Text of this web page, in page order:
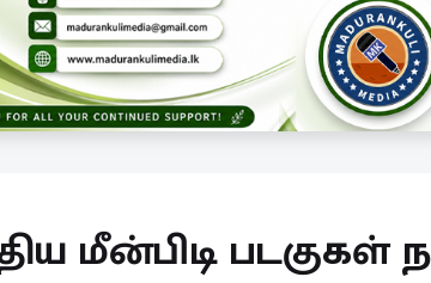
மீன்பிடி படகுகள்